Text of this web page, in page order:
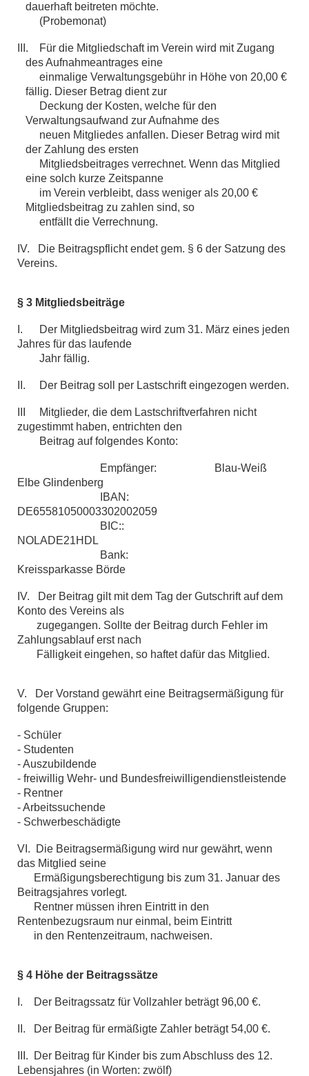
dauerhaft beitreten möchte.
(Probemonat)
III. Für die Mitgliedschaft im Verein wird mit Zugang
des Aufnahmeantrages eine
einmalige Verwaltungsgebühr in Höhe von 20,00 €
fällig. Dieser Betrag dient zur
Deckung der Kosten, welche für den
Verwaltungsaufwand zur Aufnahme des
neuen Mitgliedes anfallen. Dieser Betrag wird mit
der Zahlung des ersten
Mitgliedsbeitrages verrechnet. Wenn das Mitglied
eine solch kurze Zeitspanne
im Verein verbleibt, dass weniger als 20,00 €
Mitgliedsbeitrag zu zahlen sind, so
entfällt die Verrechnung.
IV. Die Beitragspflicht endet gem. § 6 der Satzung des
Vereins.
§ 3 Mitgliedsbeiträge
I. Der Mitgliedsbeitrag wird zum 31. März eines jeden
Jahres für das laufende
Jahr fällig.
II. Der Beitrag soll per Lastschrift eingezogen werden.
III Mitglieder, die dem Lastschriftverfahren nicht
zugestimmt haben, entrichten den
Beitrag auf folgendes Konto:
Empfänger: Blau-Weiß
Elbe Glindenberg
IBAN:
DE65581050003302002059
BIC::
NOLADE21HDL
Bank:
Kreissparkasse Börde
IV. Der Beitrag gilt mit dem Tag der Gutschrift auf dem
Konto des Vereins als
zugegangen. Sollte der Beitrag durch Fehler im
Zahlungsablauf erst nach
Fälligkeit eingehen, so haftet dafür das Mitglied.
V. Der Vorstand gewährt eine Beitragsermäßigung für
folgende Gruppen:
- Schüler
- Studenten
- Auszubildende
- freiwillig Wehr- und Bundesfreiwilligendienstleistende
- Rentner
- Arbeitssuchende
- Schwerbeschädigte
VI. Die Beitragsermäßigung wird nur gewährt, wenn
das Mitglied seine
Ermäßigungsberechtigung bis zum 31. Januar des
Beitragsjahres vorlegt.
Rentner müssen ihren Eintritt in den
Rentenbezugsraum nur einmal, beim Eintritt
in den Rentenzeitraum, nachweisen.
§ 4 Höhe der Beitragssätze
I. Der Beitragssatz für Vollzahler beträgt 96,00 €.
II. Der Beitrag für ermäßigte Zahler beträgt 54,00 €.
III. Der Beitrag für Kinder bis zum Abschluss des 12.
Lebensjahres (in Worten: zwölf)